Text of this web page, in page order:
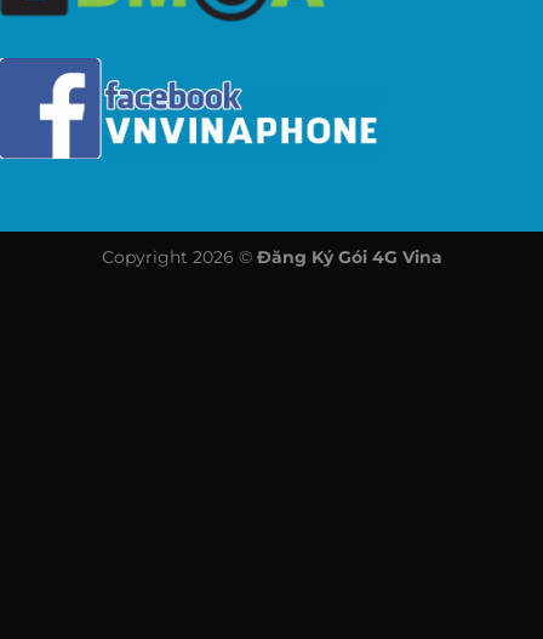
Copyright 2026 © Đăng Ký Gói 4G Vina